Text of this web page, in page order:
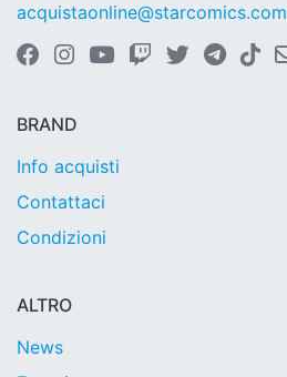
acquistaonline@starcomics.com
BRAND
Info acquisti
Contattaci
Condizioni
ALTRO
News